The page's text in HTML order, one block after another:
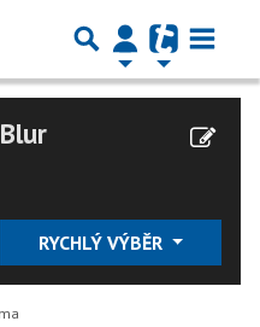
Blur
RYCHLÝ VÝBĚR